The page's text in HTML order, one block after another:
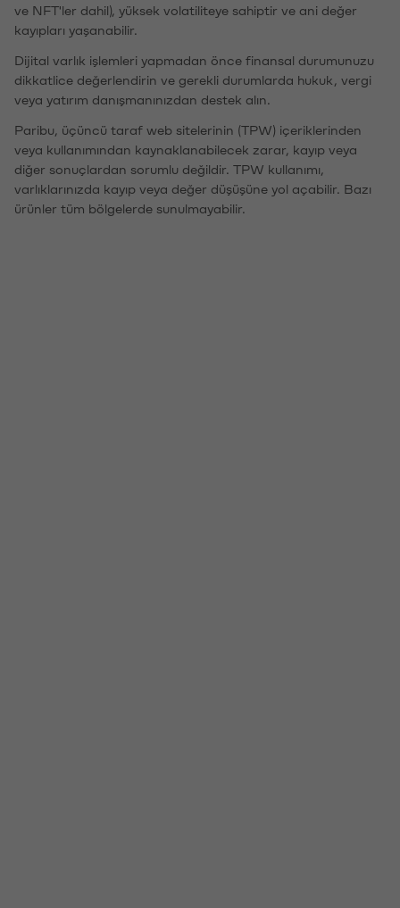
ve NFT'ler dahil), yüksek volatiliteye sahiptir ve ani değer
kayıpları yaşanabilir.
Dijital varlık işlemleri yapmadan önce finansal durumunuzu
dikkatlice değerlendirin ve gerekli durumlarda hukuk, vergi
veya yatırım danışmanınızdan destek alın.
Paribu, üçüncü taraf web sitelerinin (TPW) içeriklerinden
veya kullanımından kaynaklanabilecek zarar, kayıp veya
diğer sonuçlardan sorumlu değildir. TPW kullanımı,
varlıklarınızda kayıp veya değer düşüşüne yol açabilir. Bazı
ürünler tüm bölgelerde sunulmayabilir.